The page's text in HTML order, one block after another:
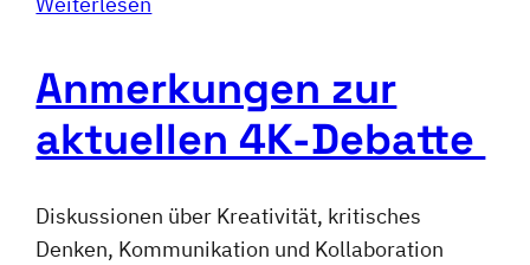
Anmerkungen zur
aktuellen 4K-Debatte
Diskussionen über Kreativität, kritisches
Denken, Kommunikation und Kollaboration